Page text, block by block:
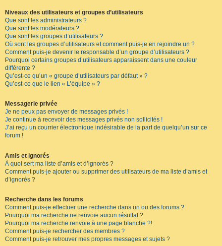
Niveaux des utilisateurs et groupes d’utilisateurs
Que sont les administrateurs ?
Que sont les modérateurs ?
Que sont les groupes d’utilisateurs ?
Où sont les groupes d’utilisateurs et comment puis-je en rejoindre un ?
Comment puis-je devenir le responsable d’un groupe d’utilisateurs ?
Pourquoi certains groupes d’utilisateurs apparaissent dans une couleur
différente ?
Qu’est-ce qu’un « groupe d’utilisateurs par défaut » ?
Qu’est-ce que le lien « L’équipe » ?
Messagerie privée
Je ne peux pas envoyer de messages privés !
Je continue à recevoir des messages privés non sollicités !
J’ai reçu un courrier électronique indésirable de la part de quelqu’un sur ce
forum !
Amis et ignorés
À quoi sert ma liste d’amis et d’ignorés ?
Comment puis-je ajouter ou supprimer des utilisateurs de ma liste d’amis et
d’ignorés ?
Recherche dans les forums
Comment puis-je effectuer une recherche dans un ou des forums ?
Pourquoi ma recherche ne renvoie aucun résultat ?
Pourquoi ma recherche renvoie à une page blanche ?!
Comment puis-je rechercher des membres ?
Comment puis-je retrouver mes propres messages et sujets ?